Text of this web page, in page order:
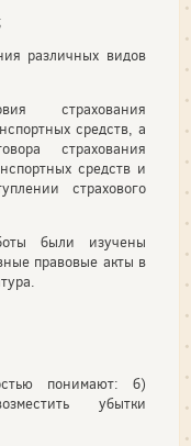
различных видов
страхования
средств, а
страхования
средств и
страхового
были изучены
правовые акты в
понимают: б)
убытки